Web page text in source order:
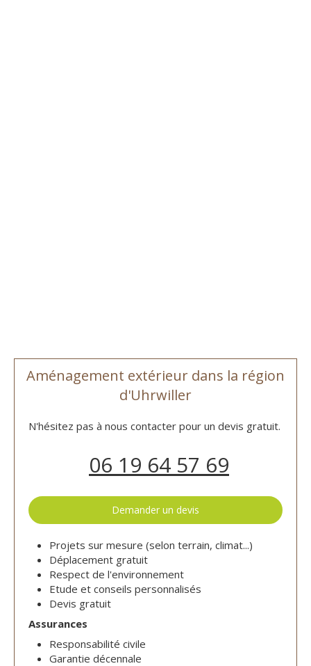
Aménagement extérieur dans la région
d'Uhrwiller
N'hésitez pas à nous contacter pour un devis gratuit.
06 19 64 57 69
Demander un devis
Projets sur mesure (selon terrain, climat...)
Déplacement gratuit
Respect de l'environnement
Etude et conseils personnalisés
Devis gratuit
Assurances
Responsabilité civile
Garantie décennale